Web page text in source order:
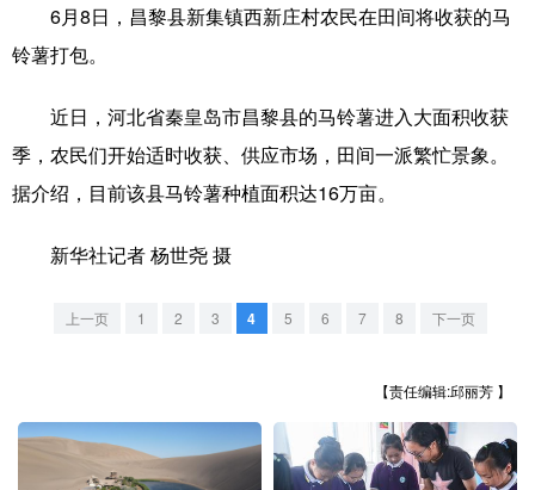
城市 旅游 能源 会展
公益 一带一路 亚太网 上市公司
地方频道
北京 天津 河北 山西
浙江 安徽 福建 江西
山东 湖北 湖南
6月8日，昌黎县新集镇西新庄村农民在田间将收获的马
铃薯打包。
近日，河北省秦皇岛市昌黎县的马铃薯进入大面积收获
季，农民们开始适时收获、供应市场，田间一派繁忙景象。
据介绍，目前该县马铃薯种植面积达16万亩。
新华社记者 杨世尧 摄
上一页 1 2 3 4 5 6 7 8 下一页
【责任编辑:邱丽芳 】